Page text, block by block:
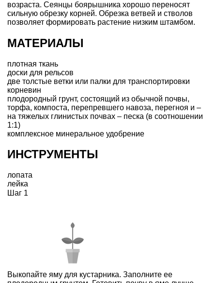
возраста. Сеянцы боярышника хорошо переносят
сильную обрезку корней. Обрезка ветвей и стволов
позволяет формировать растение низким штамбом.
МАТЕРИАЛЫ
плотная ткань
доски для рельсов
две толстые ветки или палки для транспортировки
корневин
плодородный грунт, состоящий из обычной почвы,
торфа, компоста, перепревшего навоза, перегноя и –
на тяжелых глинистых почвах – песка (в соотношении
1:1)
комплексное минеральное удобрение
ИНСТРУМЕНТЫ
лопата
лейка
Шаг 1
Выкопайте яму для кустарника. Заполните ее